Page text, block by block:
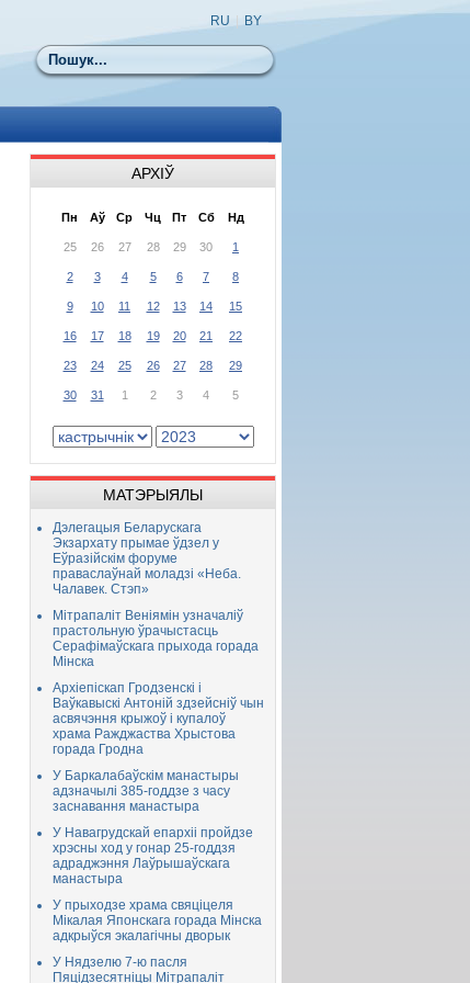
Пошук
RU BY
АРХІЎ
Пн Аў Ср Чц Пт Сб Нд
25 26 27 28 29 30 1
2 3 4 5 6 7 8
9 10 11 12 13 14 15
16 17 18 19 20 21 22
23 24 25 26 27 28 29
30 31 1 2 3 4 5
МАТЭРЫЯЛЫ
Дэлегацыя Беларускага
Экзархату прымае ўдзел у
Еўразійскім форуме
праваслаўнай моладзі «Неба.
Чалавек. Стэп»
Мітрапаліт Веніямін узначаліў
прастольную ўрачыстасць
Серафімаўскага прыхода горада
Мінска
Архіепіскап Гродзенскі і
Ваўкавыскі Антоній здзейсніў чын
асвячэння крыжоў і купалоў
храма Ражджаства Хрыстова
горада Гродна
У Баркалабаўскім манастыры
адзначылі 385-годдзе з часу
заснавання манастыра
У Навагрудскай епархіі пройдзе
хрэсны ход у гонар 25-годдзя
адраджэння Лаўрышаўскага
манастыра
У прыходзе храма свяціцеля
Мікалая Японскага горада Мінска
адкрыўся экалагічны дворык
У Нядзелю 7-ю пасля
Пяцідзесятніцы Мітрапаліт